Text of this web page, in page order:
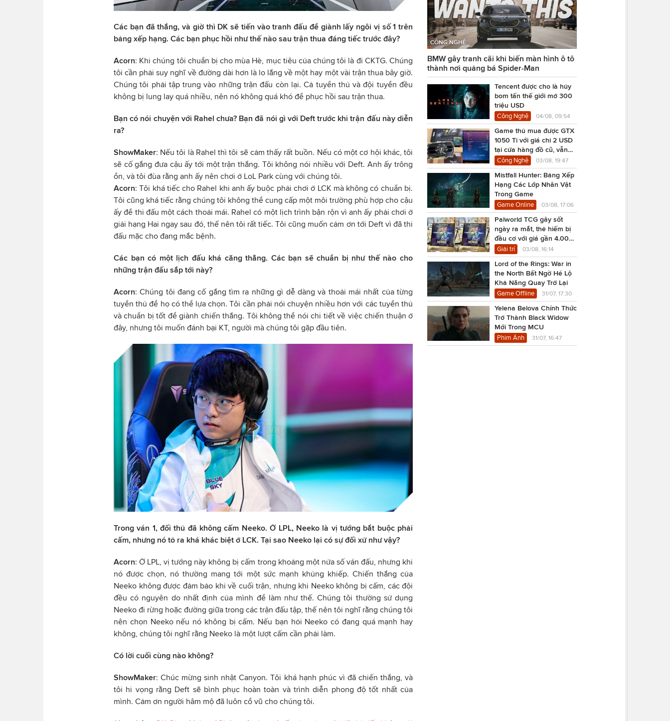
Các bạn đã thắng, và giờ thì DK sẽ tiến vào tranh đấu để giành lấy ngôi vị số 1 trên
bảng xếp hạng. Các bạn phục hồi như thế nào sau trận thua đáng tiếc trước đây?
Acorn: Khi chúng tôi chuẩn bị cho mùa Hè, mục tiêu của chúng tôi là đi CKTG. Chúng
tôi cần phải suy nghĩ về đường dài hơn là lo lắng về một hay một vài trận thua bây giờ.
Chúng tôi phải tập trung vào những trận đấu còn lại. Cả tuyển thủ và đội tuyển đều
không bị lung lay quá nhiều, nên nó không quá khó để phục hồi sau trận thua.
Bạn có nói chuyện với Rahel chưa? Bạn đã nói gì với Deft trước khi trận đấu này diễn
ra?
ShowMaker: Nếu tôi là Rahel thì tôi sẽ cảm thấy rất buồn. Nếu có một cơ hội khác, tôi
sẽ cố gắng đưa cậu ấy tới một trận thắng. Tôi không nói nhiều với Deft. Anh ấy trông
ổn, và tôi đùa rằng anh ấy nên chơi ở LoL Park cùng với chúng tôi.
Acorn: Tôi khá tiếc cho Rahel khi anh ấy buộc phải chơi ở LCK mà không có chuẩn bị.
Tôi cũng khá tiếc rằng chúng tôi không thể cung cấp một môi trường phù hợp cho cậu
ấy để thi đấu một cách thoải mái. Rahel có một lịch trình bận rộn vì anh ấy phải chơi ở
giải hạng Hai ngay sau đó, thế nên tôi rất tiếc. Tôi cũng muốn cảm ơn tới Deft vì đã thi
đấu mặc cho đang mắc bệnh.
Các bạn có một lịch đấu khá căng thẳng. Các bạn sẽ chuẩn bị như thế nào cho
những trận đấu sắp tới này?
Acorn: Chúng tôi đang cố gắng tìm ra những gì dễ dàng và thoải mái nhất của từng
tuyển thủ để họ có thể lựa chọn. Tôi cần phải nói chuyện nhiều hơn với các tuyển thủ
và chuẩn bị tốt để giành chiến thắng. Tôi không thể nói chi tiết về việc chiến thuận ở
đây, nhưng tôi muốn đánh bại KT, người mà chúng tôi gặp đầu tiên.
Trong ván 1, đối thủ đã không cấm Neeko. Ở LPL, Neeko là vị tướng bắt buộc phải
cấm, nhưng nó tỏ ra khá khác biệt ở LCK. Tại sao Neeko lại có sự đối xử như vậy?
Acorn: Ở LPL, vị tướng này không bị cấm trong khoảng một nửa số ván đấu, nhưng khi
nó được chọn, nó thường mang tới một sức mạnh khủng khiếp. Chiến thắng của
Neeko không được đảm bảo khi về cuối trận, nhưng khi Neeko không bị cấm, các đội
đều có nguyên do nhất định của mình để làm như thế. Chúng tôi thường sử dụng
Neeko đi rừng hoặc đường giữa trong các trận đấu tập, thế nên tôi nghĩ rằng chúng tôi
nên chọn Neeko nếu nó không bị cấm. Nếu bạn hỏi Neeko có đang quá mạnh hay
không, chúng tôi nghĩ rằng Neeko là một lượt cấm cần phải làm.
Có lời cuối cùng nào không?
ShowMaker: Chúc mừng sinh nhật Canyon. Tôi khá hạnh phúc vì đã chiến thắng, và
tôi hi vọng rằng Deft sẽ bình phục hoàn toàn và trình diễn phong độ tốt nhất của
mình. Cảm ơn người hâm mộ đã luôn cổ vũ cho chúng tôi.
CÔNG NGHỆ
BMW gây tranh cãi khi biến màn hình ô tô
thành nơi quảng bá Spider-Man
Tencent được cho là hủy
bom tấn thế giới mở 300
triệu USD
Công Nghệ 04/08, 09:54
Game thủ mua được GTX
1050 Ti với giá chỉ 2 USD
tại cửa hàng đồ cũ, vẫn
chạy Cyberpunk 2077
Công Nghệ 03/08, 19:47
Mistfall Hunter: Bảng Xếp
Hạng Các Lớp Nhân Vật
Trong Game
Game Online 03/08, 17:06
Palworld TCG gây sốt
ngày ra mắt, thẻ hiếm bị
đầu cơ với giá gần 4.000
USD
Giải trí 03/08, 16:14
Lord of the Rings: War in
the North Bất Ngờ Hé Lộ
Khả Năng Quay Trở Lại
Game Offline 31/07, 17:30
Yelena Belova Chính Thức
Trở Thành Black Widow
Mới Trong MCU
Phim Ảnh 31/07, 16:47